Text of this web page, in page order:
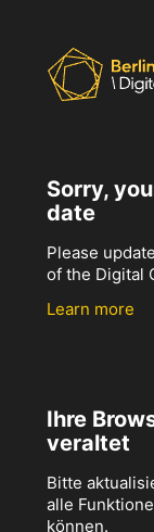
Sorry,
date
Please
of the Digital
Learn more
Ihre
veraltet
Bitte
alle
können.